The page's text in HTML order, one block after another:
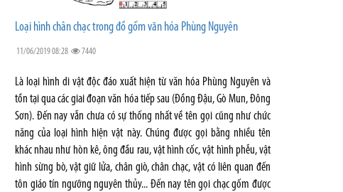
Loại hình chân chạc trong đồ gốm văn hóa Phùng Nguyên
11/06/2019 08:28 7440
Là loại hình di vật độc đáo xuất hiện từ văn hóa Phùng Nguyên và
tồn tại qua các giai đoạn văn hóa tiếp sau (Đồng Đậu, Gò Mun, Đông
Sơn). Đến nay vẫn chưa có sự thống nhất về tên gọi cũng như chức
năng của loại hình hiện vật này. Chúng được gọi bằng nhiều tên
khác nhau như hòn kê, ông đầu rau, vật hình cốc, vật hình phễu, vật
hình sừng bò, vật giữ lửa, chân giò, chân chạc, vật có liên quan đến
tôn giáo tín ngưỡng nguyên thủy... Đến nay tên gọi chạc gốm được